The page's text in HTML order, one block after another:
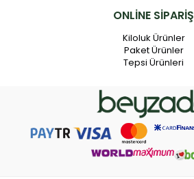
ONLİNE SİPARİŞ
Kiloluk Ürünler
Paket Ürünler
Tepsi Ürünleri